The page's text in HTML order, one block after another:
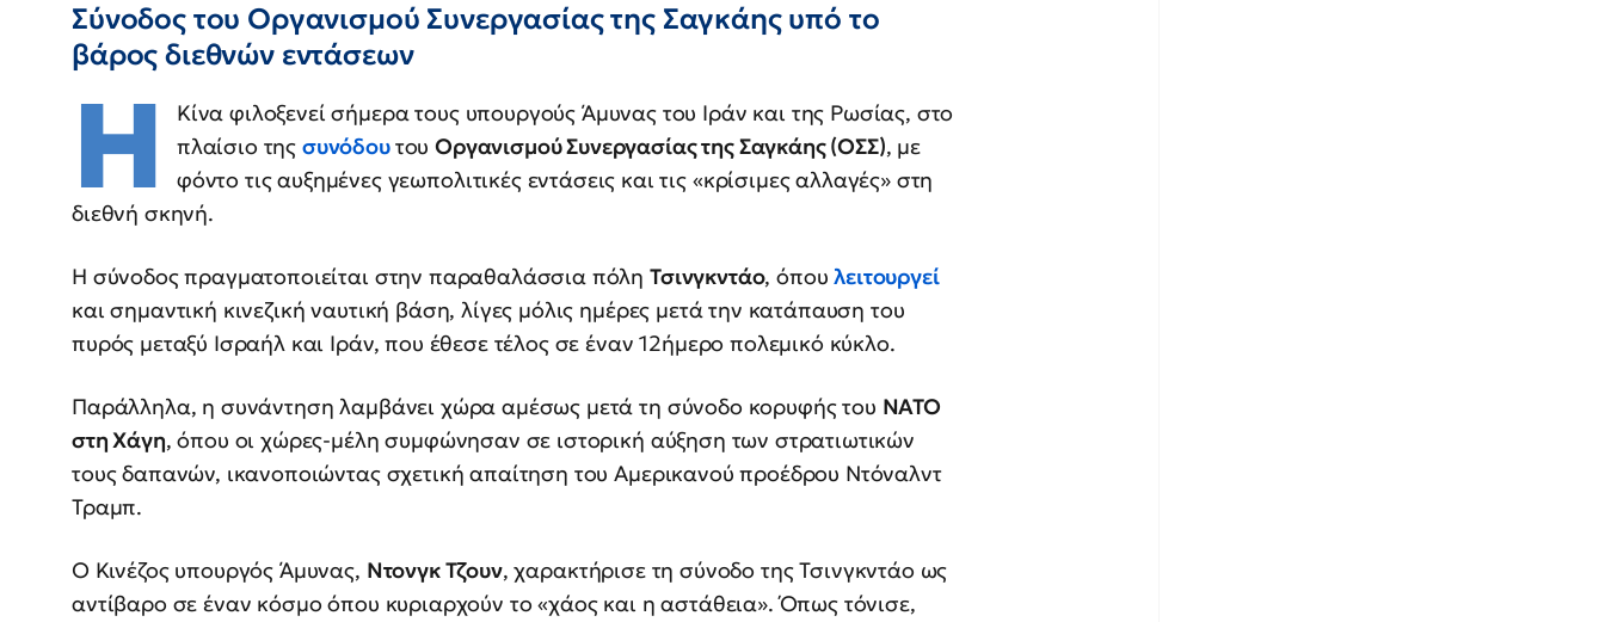
Σύνοδος του Οργανισμού Συνεργασίας της Σαγκάης υπό το
βάρος διεθνών εντάσεων
Η
Κίνα φιλοξενεί σήμερα τους υπουργούς Άμυνας του Ιράν και της Ρωσίας, στο
πλαίσιο της συνόδουτουΟργανισμού Συνεργασίας της Σαγκάης (ΟΣΣ), με
φόντο τις αυξημένες γεωπολιτικές εντάσεις και τις «κρίσιμες αλλαγές» στη
διεθνή σκηνή.
Η σύνοδος πραγματοποιείται στην παραθαλάσσια πόλη Τσινγκντάο, όπουλειτουργεί
και σημαντική κινεζική ναυτική βάση, λίγες μόλις ημέρες μετά την κατάπαυση του
πυρός μεταξύ Ισραήλ και Ιράν, που έθεσε τέλος σε έναν 12ήμερο πολεμικό κύκλο.
Παράλληλα, η συνάντηση λαμβάνει χώρα αμέσως μετά τη σύνοδο κορυφής του NATO
στη Χάγη, όπου οι χώρες-μέλη συμφώνησαν σε ιστορική αύξηση των στρατιωτικών
τους δαπανών, ικανοποιώντας σχετική απαίτηση του Αμερικανού προέδρου Ντόναλντ
Τραμπ.
Ο Κινέζος υπουργός Άμυνας, Ντονγκ Τζουν, χαρακτήρισε τη σύνοδο της Τσινγκντάο ως
αντίβαρο σε έναν κόσμο όπου κυριαρχούν το «χάος και η αστάθεια». Όπως τόνισε,